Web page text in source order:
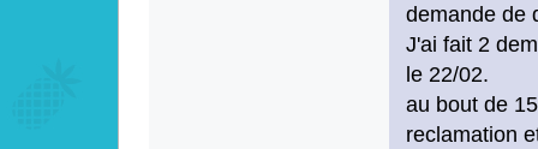
demande de
J'ai fait 2
le 22/02.
au bout de
reclamation